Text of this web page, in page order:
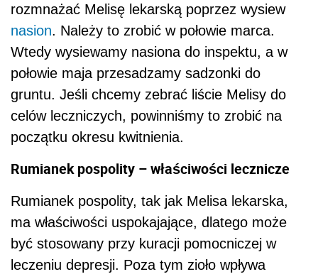
rozmnażać Melisę lekarską poprzez wysiew
nasion. Należy to zrobić w połowie marca.
Wtedy wysiewamy nasiona do inspektu, a w
połowie maja przesadzamy sadzonki do
gruntu. Jeśli chcemy zebrać liście Melisy do
celów leczniczych, powinniśmy to zrobić na
początku okresu kwitnienia.
Rumianek pospolity – właściwości lecznicze
Rumianek pospolity, tak jak Melisa lekarska,
ma właściwości uspokajające, dlatego może
być stosowany przy kuracji pomocniczej w
leczeniu depresji. Poza tym zioło wpływa